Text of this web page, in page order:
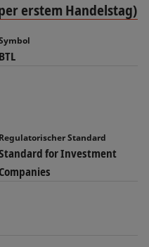
erstem Handelstag)
BTL
Regulatorischer Standard
for Investment